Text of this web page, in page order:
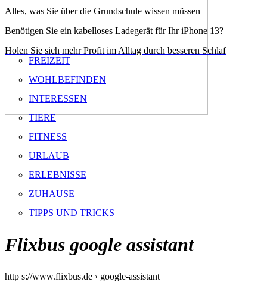
Alles, was Sie über die Grundschule wissen müssen
Benötigen Sie ein kabelloses Ladegerät für Ihr iPhone 13?
Holen Sie sich mehr Profit im Alltag durch besseren Schlaf
FREIZEIT
WOHLBEFINDEN
INTERESSEN
TIERE
FITNESS
URLAUB
ERLEBNISSE
ZUHAUSE
TIPPS UND TRICKS
Flixbus google assistant
http s://www.flixbus.de › google-assistant